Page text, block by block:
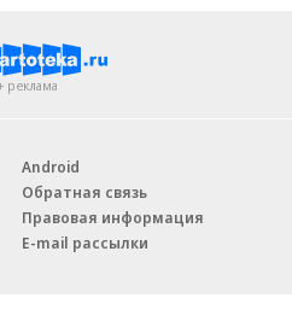
реклама
Android
Обратная связь
Правовая информация
E-mail рассылки